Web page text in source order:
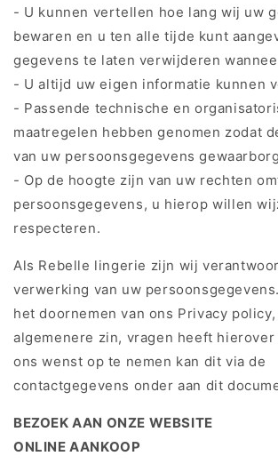
- U kunnen vertellen hoe lang wij uw
bewaren en u ten alle tijde kunt
gegevens te laten verwijderen
- U altijd uw eigen informatie kunnen
- Passende technische en
maatregelen hebben genomen zodat
van uw persoonsgegevens
- Op de hoogte zijn van uw rechten
persoonsgegevens, u hierop willen
respecteren.
Als Rebelle lingerie zijn wij
verwerking van uw
het doornemen van ons Privacy
algemenere zin, vragen heeft
ons wenst op te nemen kan dit via de
contactgegevens onder aan dit
BEZOEK AAN ONZE WEBSITE
ONLINE AANKOOP